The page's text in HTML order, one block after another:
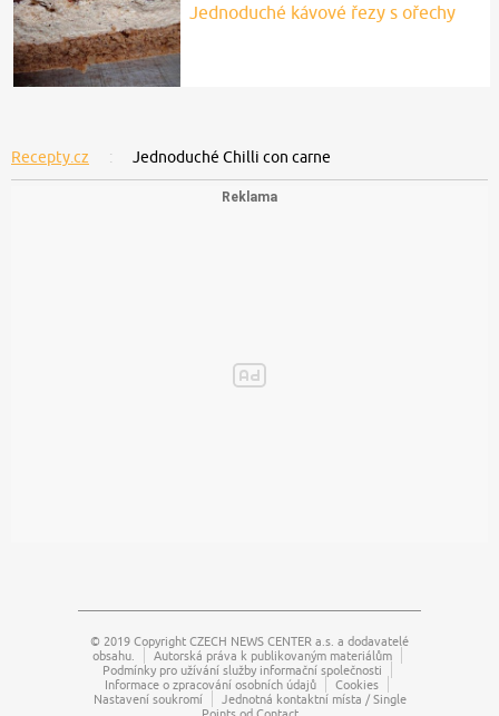
Jednoduché kávové řezy s ořechy
Recepty.cz Jednoduché Chilli con carne
© 2019 Copyright CZECH NEWS CENTER a.s. a dodavatelé
obsahu.
Autorská práva k publikovaným materiálům
Podmínky pro užívání služby informační společnosti
Informace o zpracování osobních údajů
Cookies
Nastavení soukromí
Jednotná kontaktní místa / Single
Points od Contact